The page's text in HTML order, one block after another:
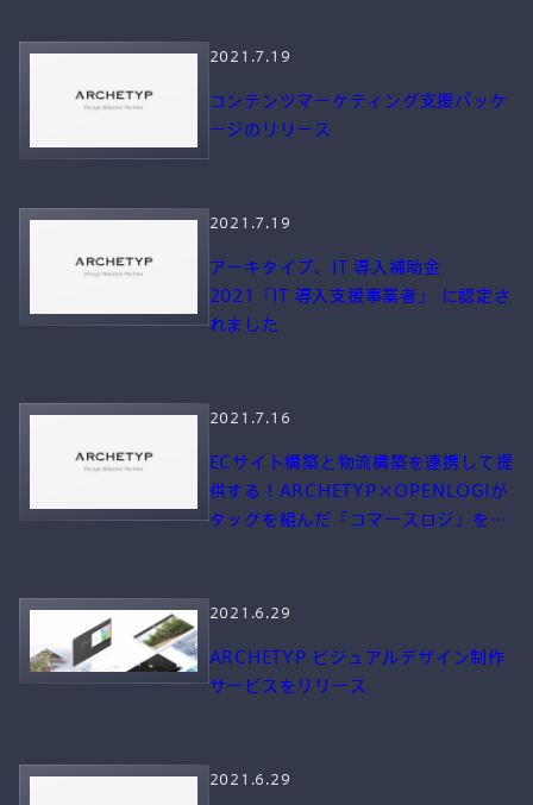
EC
データ戦略
設計
デジタル
マーケティング
A-Staffing
2021.7.19
コンテンツマーケティング支援パッケ
ージのリリース
2021.7.19
アーキタイプ、IT 導入補助金
2021「IT 導入支援事業者」 に認定さ
れました
2021.7.16
ECサイト構築と物流構築を連携して提
供する！ARCHETYP×OPENLOGIが
タッグを組んだ「コマースロジ」をリ
2021.6.29
ARCHETYP ビジュアルデザイン制作
サービスをリリース
2021.6.29